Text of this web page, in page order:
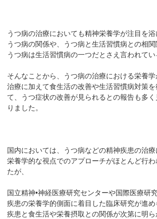
うつ病の治療においても精神栄養学が注目を
うつ病の関係や、うつ病と生活習慣病との相関
うつ病は生活習慣病の一つだとさえ言われてい
そんなことから、うつ病の治療における栄養
治療に加えて食生活の改善や生活習慣病対策
て、うつ症状の改善が見られるとの報告も多
りました。
国内においては、うつ病などの精神疾患の治
栄養学的な視点でのアプローチがほとんど行
たが、
国立精神•神経医療研究センターや国際医療研
疾患の栄養学的側面に着目した臨床研究が進
疾患と食生活や栄養摂取との関係が次第に明